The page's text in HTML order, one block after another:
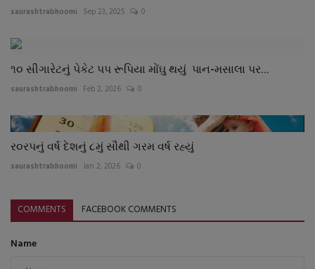
saurashtrabhoomi Sep 23, 2025 0
૧૦ સીગારેટનું પેકેટ પપ રૂપિયા મોંઘુ થયું પાન-મસાલા પર...
saurashtrabhoomi Feb 2, 2026 0
ર૦રપનું વર્ષ દેશનું ૮મું સૌથી ગરમ વર્ષ રહ્યું
saurashtrabhoomi Jan 2, 2026 0
COMMENTS FACEBOOK COMMENTS
Name